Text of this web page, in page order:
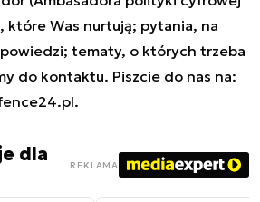
które Was nurtują; pytania, na
tematy, o których trzeba
do kontaktu. Piszcie do nas na:
.
dla
REKLAMA